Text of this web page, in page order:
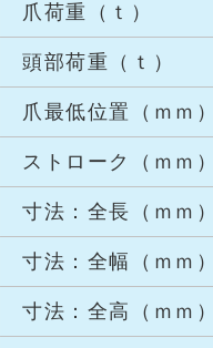
爪荷重（ｔ ）
頭部荷重（ ｔ）
爪最低位置 （ｍｍ）
ストローク （ｍｍ）
寸法：全長 （ｍｍ）
寸法：全幅 （ｍｍ）
寸法：全高 （ｍｍ）